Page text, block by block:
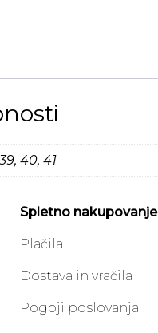
40, 41
Spletno nakupovanje
Plačila
Dostava in vračila
Pogoji poslovanja